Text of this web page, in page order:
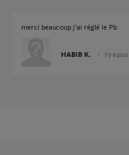
merci beaucoup j'ai réglé le Pb
HABIB K. il y a